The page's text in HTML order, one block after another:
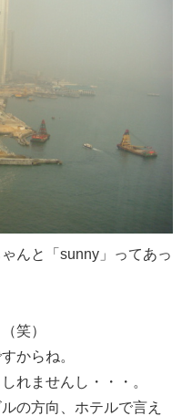
んと「sunny」ってあっ
笑）
からね。
れませんし・・・。
の方向、ホテルで言え